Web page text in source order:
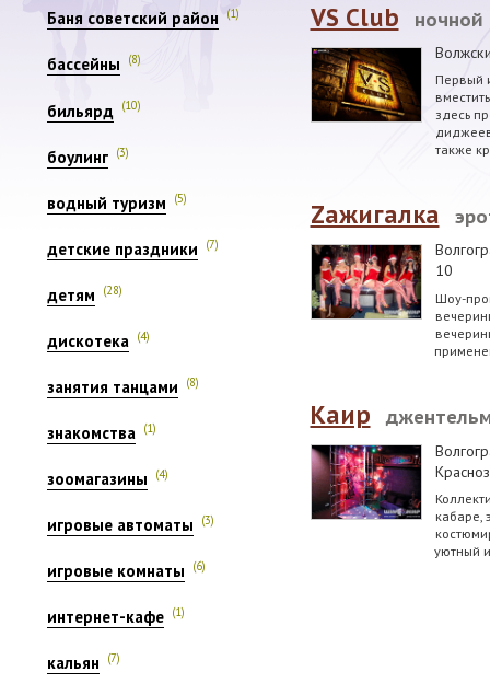
Баня советский район (1)
бассейны (8)
бильярд (10)
боулинг (3)
водный туризм (5)
детские праздники (7)
детям (28)
дискотека (4)
занятия танцами (8)
знакомства (1)
зоомагазины (4)
игровые автоматы (3)
игровые комнаты (6)
интернет-кафе (1)
кальян (7)
VS Club ночной
Первый
здесь
также
Zажигалка
10
Шоу-
Каир
кабаре,
уютный